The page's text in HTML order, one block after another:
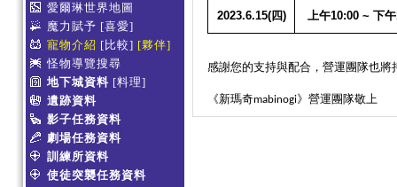
愛爾琳世界地圖
魔力賦予 [喜愛]
寵物介紹 [比較] [夥伴]
怪物導覽搜尋
地下城資料 [料理]
遺跡資料
影子任務資料
劇場任務資料
訓練所資料
使徒突襲任務資料
2023.6.15(四) 上午10:00 ~ 下午
感謝您的支持與配合，營運團隊也將
《新瑪奇mabinogi》營運團隊敬上